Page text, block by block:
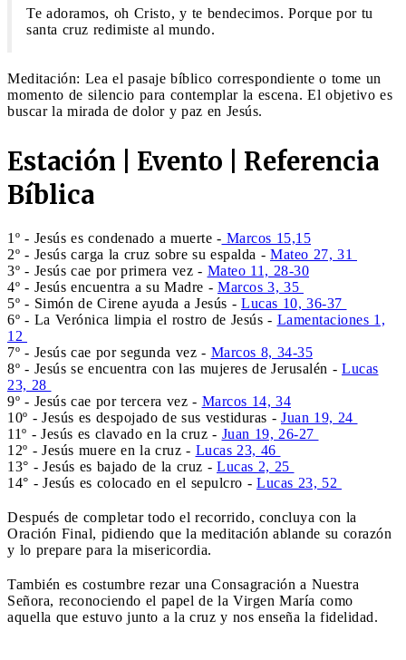
Te adoramos, oh Cristo, y te bendecimos. Porque por tu
santa cruz redimiste al mundo.
Meditación: Lea el pasaje bíblico correspondiente o tome un
momento de silencio para contemplar la escena. El objetivo es
buscar la mirada de dolor y paz en Jesús.
Estación | Evento | Referencia
Bíblica
1º - Jesús es condenado a muerte - Marcos 15,15
2º - Jesús carga la cruz sobre su espalda - Mateo 27, 31
3º - Jesús cae por primera vez - Mateo 11, 28-30
4º - Jesús encuentra a su Madre - Marcos 3, 35
5º - Simón de Cirene ayuda a Jesús - Lucas 10, 36-37
6º - La Verónica limpia el rostro de Jesús - Lamentaciones 1,
12
7º - Jesús cae por segunda vez - Marcos 8, 34-35
8º - Jesús se encuentra con las mujeres de Jerusalén - Lucas
23, 28
9º - Jesús cae por tercera vez - Marcos 14, 34
10º - Jesús es despojado de sus vestiduras - Juan 19, 24
11º - Jesús es clavado en la cruz - Juan 19, 26-27
12º - Jesús muere en la cruz - Lucas 23, 46
13° - Jesús es bajado de la cruz - Lucas 2, 25
14° - Jesús es colocado en el sepulcro - Lucas 23, 52
Después de completar todo el recorrido, concluya con la
Oración Final, pidiendo que la meditación ablande su corazón
y lo prepare para la misericordia.
También es costumbre rezar una Consagración a Nuestra
Señora, reconociendo el papel de la Virgen María como
aquella que estuvo junto a la cruz y nos enseña la fidelidad.